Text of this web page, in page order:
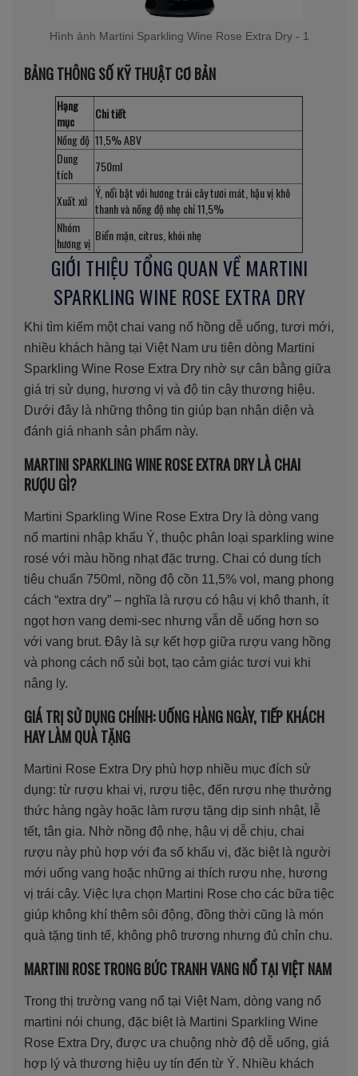
Hình ảnh Martini Sparkling Wine Rose Extra Dry - 1
BẢNG THÔNG SỐ KỸ THUẬT CƠ BẢN
Hạng
mục
Chi tiết
Nồng độ 11,5% ABV
Dung
tích
750ml
Xuất xứ Ý, nổi bật với hương trái cây tươi mát, hậu vị khô
thanh và nồng độ nhẹ chỉ 11,5%
Nhóm
hương vị Biển mặn, citrus, khói nhẹ
GIỚI THIỆU TỔNG QUAN VỀ MARTINI
SPARKLING WINE ROSE EXTRA DRY
Khi tìm kiếm một chai vang nổ hồng dễ uống, tươi mới,
nhiều khách hàng tại Việt Nam ưu tiên dòng Martini
Sparkling Wine Rose Extra Dry nhờ sự cân bằng giữa
giá trị sử dụng, hương vị và độ tin cậy thương hiệu.
Dưới đây là những thông tin giúp bạn nhận diện và
đánh giá nhanh sản phẩm này.
MARTINI SPARKLING WINE ROSE EXTRA DRY LÀ CHAI
RƯỢU GÌ?
Martini Sparkling Wine Rose Extra Dry là dòng vang
nổ martini nhập khẩu Ý, thuộc phân loại sparkling wine
rosé với màu hồng nhạt đặc trưng. Chai có dung tích
tiêu chuẩn 750ml, nồng độ cồn 11,5% vol, mang phong
cách “extra dry” – nghĩa là rượu có hậu vị khô thanh, ít
ngọt hơn vang demi-sec nhưng vẫn dễ uống hơn so
với vang brut. Đây là sự kết hợp giữa rượu vang hồng
và phong cách nổ sủi bọt, tạo cảm giác tươi vui khi
nâng ly.
GIÁ TRỊ SỬ DỤNG CHÍNH: UỐNG HÀNG NGÀY, TIẾP KHÁCH
HAY LÀM QUÀ TẶNG
Martini Rose Extra Dry phù hợp nhiều mục đích sử
dụng: từ rượu khai vị, rượu tiệc, đến rượu nhẹ thưởng
thức hàng ngày hoặc làm rượu tặng dịp sinh nhật, lễ
tết, tân gia. Nhờ nồng độ nhẹ, hậu vị dễ chịu, chai
rượu này phù hợp với đa số khẩu vị, đặc biệt là người
mới uống vang hoặc những ai thích rượu nhẹ, hương
vị trái cây. Việc lựa chọn Martini Rose cho các bữa tiệc
giúp không khí thêm sôi động, đồng thời cũng là món
quà tặng tinh tế, không phô trương nhưng đủ chỉn chu.
MARTINI ROSE TRONG BỨC TRANH VANG NỔ TẠI VIỆT NAM
Trong thị trường vang nổ tại Việt Nam, dòng vang nổ
martini nói chung, đặc biệt là Martini Sparkling Wine
Rose Extra Dry, được ưa chuộng nhờ độ dễ uống, giá
hợp lý và thương hiệu uy tín đến từ Ý. Nhiều khách